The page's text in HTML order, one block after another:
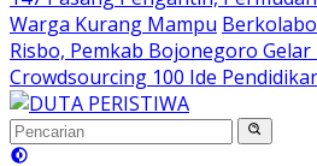
Warga Kurang Mampu
Risbo, Pemkab Bojonegoro Gelar
Crowdsourcing 100 Ide